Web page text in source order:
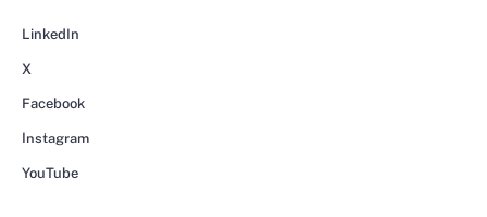
LinkedIn
X
Facebook
Instagram
YouTube